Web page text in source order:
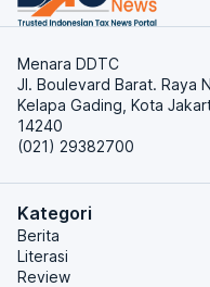
Menara DDTC
Jl. Boulevard Barat. Raya
Kelapa Gading, Kota
14240
(021) 29382700
Kategori
Berita
Literasi
Review